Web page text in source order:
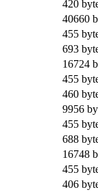
420
40660
455
693
16724
455
460
9956
455
688
16748
455
406